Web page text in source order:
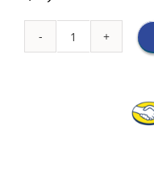
Micropipeta